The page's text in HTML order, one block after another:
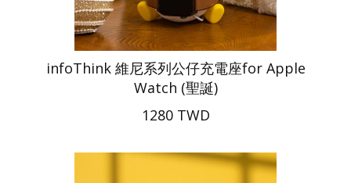
infoThink 維尼系列公仔充電座for Apple
Watch (聖誕)
1280 TWD